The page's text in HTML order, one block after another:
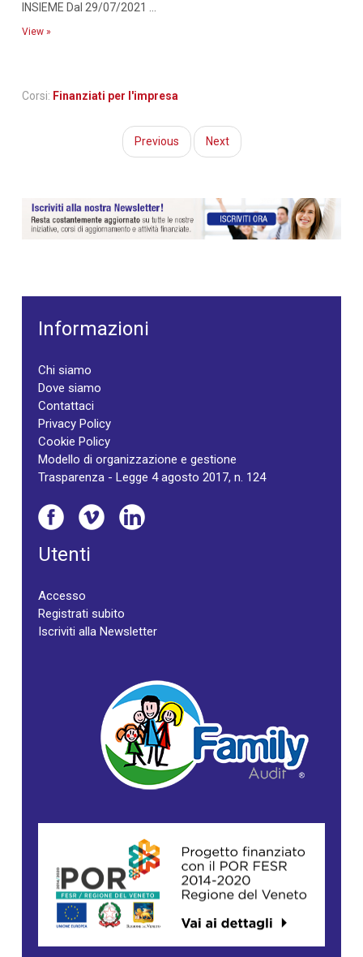
INSIEME Dal 29/07/2021 ...
View »
Corsi: Finanziati per l'impresa
Previous Next
Informazioni
Chi siamo
Dove siamo
Contattaci
Privacy Policy
Cookie Policy
Modello di organizzazione e gestione
Trasparenza - Legge 4 agosto 2017, n. 124
Utenti
Accesso
Registrati subito
Iscriviti alla Newsletter